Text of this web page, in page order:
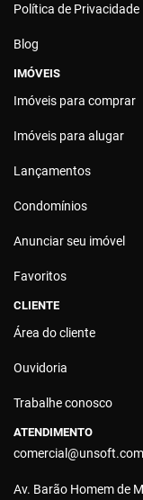
Política de Privacidade
Blog
IMÓVEIS
Imóveis para comprar
Imóveis para alugar
Lançamentos
Condomínios
Anunciar seu imóvel
Favoritos
CLIENTE
Área do cliente
Ouvidoria
Trabalhe conosco
ATENDIMENTO
Av. Barão Homem de